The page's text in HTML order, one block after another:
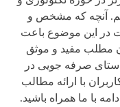
آنچه که مشخص و
در این موضوع باعت
مطلب مفید و موثق
صرفه جویی در
با ارائه مطالب
با ما همراه باشید.